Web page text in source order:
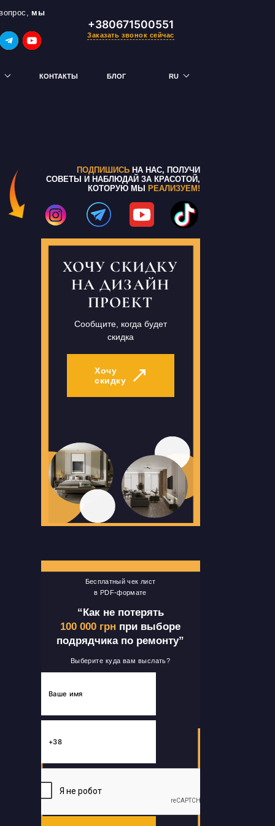
мы
+380671500551
Заказать звонок сейчас
КОНТАКТЫ БЛОГ RU
ПОДПИШИСЬНА НАС, ПОЛУЧИ
СОВЕТЫ И НАБЛЮДАЙ ЗА КРАСОТОЙ,
КОТОРУЮ МЫ
РЕАЛИЗУЕМ!
ХОЧУ СКИДКУ
НА ДИЗАЙН
ПРОЕКТ
Сообщите, когда будет
скидка
Хочу
скидку
Бесплатный чек лист
в PDF-формате
“Как не потерять
100 000 грн при выборе
подрядчика по ремонту”
Выберите куда вам выслать?